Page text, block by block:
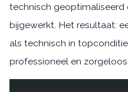
technisch geoptimaliseerd
bijgewerkt. Het resultaat:
als technisch in
professioneel en